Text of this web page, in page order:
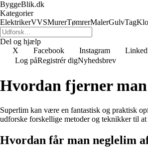
ByggeBlik.dk
Kategorier
ElektrikerVVSMurerTømrerMalerGulvTag
Del og hjælp
X
Facebook Instagram
Log påRegistrér digNyhedsbrev
Hvordan fjerner
Superlim kan være en fantastisk og praktisk
udforske forskellige metoder og teknikker til
Hvordan får man neglelim